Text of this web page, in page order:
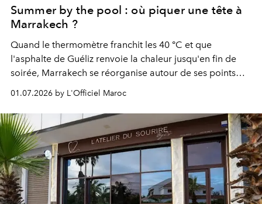
Summer by the pool : où piquer une tête à
Marrakech ?
Quand le thermomètre franchit les 40 °C et que
l'asphalte de Guéliz renvoie la chaleur jusqu'en fin de
soirée, Marrakech se réorganise autour de ses points
d'eau. À l'Hivernage, le Es Saadi Marrakech Resort ouvre
les portes de son parc de huit hectares et de sa piscine
lagon de 2 400 m² avec trois formules Palace Day Pass
qui permettent d'y passer la journée.
01.07.2026 by L'Officiel Maroc